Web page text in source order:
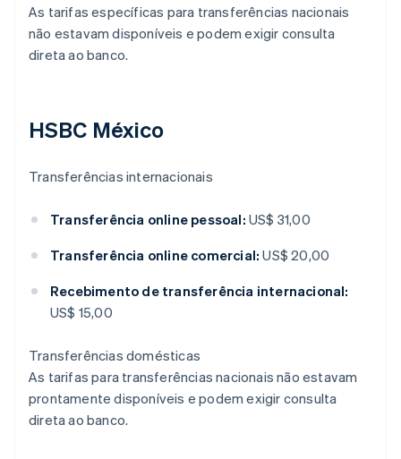
As tarifas específicas para transferências nacionais
não estavam disponíveis e podem exigir consulta
direta ao banco.
HSBC México
Transferências internacionais
Transferência online pessoal: US$ 31,00
Transferência online comercial: US$ 20,00
Recebimento de transferência internacional:
US$ 15,00
Transferências domésticas
As tarifas para transferências nacionais não estavam
prontamente disponíveis e podem exigir consulta
direta ao banco.